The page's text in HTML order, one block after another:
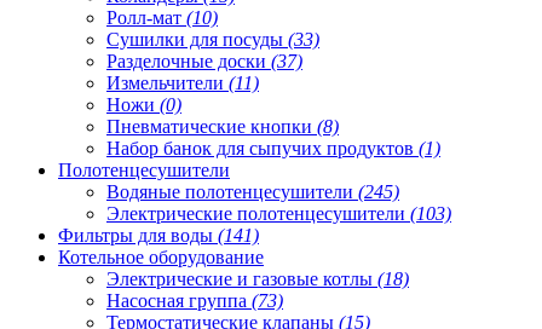
Ролл-мат (10)
Сушилки для посуды (33)
Разделочные доски (37)
Измельчители (11)
Ножи (0)
Пневматические кнопки (8)
Набор банок для сыпучих продуктов (1)
Полотенцесушители
Водяные полотенцесушители (245)
Электрические полотенцесушители (103)
Фильтры для воды (141)
Котельное оборудование
Электрические и газовые котлы (18)
Насосная группа (73)
Термостатические клапаны (15)